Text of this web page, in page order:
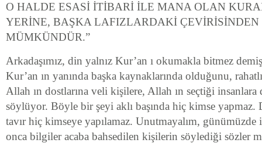
O HALDE ESASİ İTİBARİ İLE MANA OLAN
YERİNE, BAŞKA LAFIZLARDAKİ
MÜMKÜNDÜR.”
Arkadaşımız, din yalnız Kur’an ı okumakla bitmez
Kur’an ın yanında başka kaynaklarında olduğunu,
Allah ın dostlarına veli kişilere, Allah ın seçtiği insanlara
söylüyor. Böyle bir şeyi aklı başında hiç kimse
tavır hiç kimseye yapılamaz. Unutmayalım, günümüzde
onca bilgiler acaba bahsedilen kişilerin söylediği sözler